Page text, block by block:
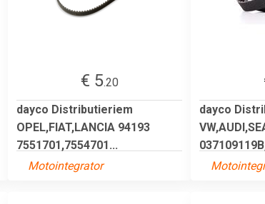
€ 5.20
dayco Distributieriem
OPEL,FIAT,LANCIA 94193
7551701,7554701...
Motointegrator
dayco